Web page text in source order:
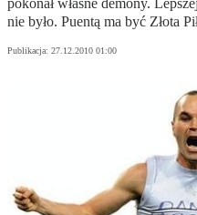
pokonał własne demony.
nie było. Puentą ma być Złota
Publikacja: 27.12.2010 01:00